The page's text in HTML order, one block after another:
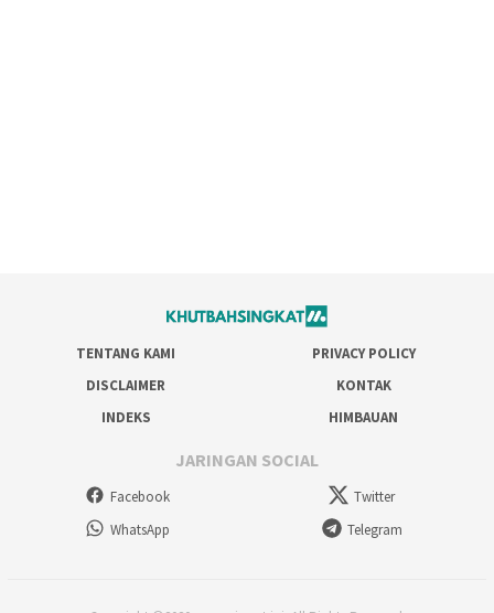
TENTANG KAMI
PRIVACY POLICY
DISCLAIMER
KONTAK
INDEKS
HIMBAUAN
JARINGAN SOCIAL
Facebook
Twitter
WhatsApp
Telegram